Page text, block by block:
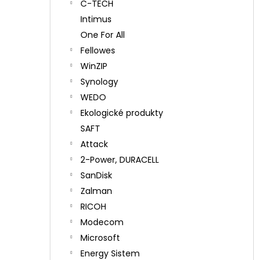
C-TECH
Intimus
One For All
Fellowes
WinZIP
Synology
WEDO
Ekologické produkty
SAFT
Attack
2-Power, DURACELL
SanDisk
Zalman
RICOH
Modecom
Microsoft
Energy Sistem